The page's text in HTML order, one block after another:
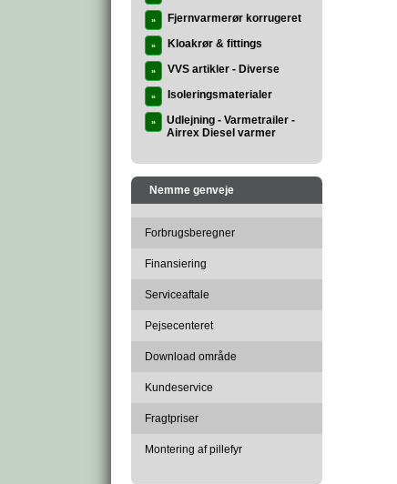
» Fjernvarmerør korrugeret
» Kloakrør & fittings
» VVS artikler - Diverse
» Isoleringsmaterialer
»
Udlejning - Varmetrailer -
Airrex Diesel varmer
Nemme genveje
Forbrugsberegner
Finansiering
Serviceaftale
Pejsecenteret
Download område
Kundeservice
Fragtpriser
Montering af pillefyr